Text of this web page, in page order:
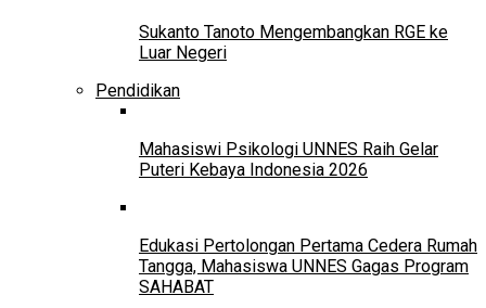
Sukanto Tanoto Mengembangkan RGE ke
Luar Negeri
Pendidikan
Mahasiswi Psikologi UNNES Raih Gelar
Puteri Kebaya Indonesia 2026
Edukasi Pertolongan Pertama Cedera Rumah
Tangga, Mahasiswa UNNES Gagas Program
SAHABAT